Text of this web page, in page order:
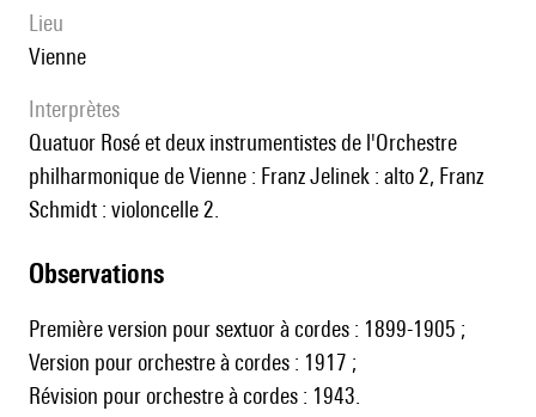
lieu
Vienne
interprètes
Quatuor Rosé et deux instrumentistes de l'Orchestre
philharmonique de Vienne : Franz Jelinek : alto 2, Franz
Schmidt : violoncelle 2.
observations
Première version pour sextuor à cordes : 1899-1905 ;
Version pour orchestre à cordes : 1917 ;
Révision pour orchestre à cordes : 1943.